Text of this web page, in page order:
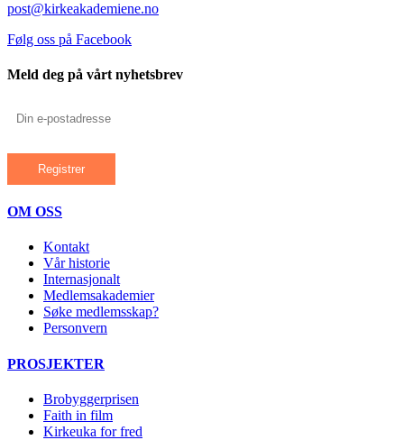
post@kirkeakademiene.no
Følg oss på Facebook
Meld deg på vårt nyhetsbrev
OM OSS
Kontakt
Vår historie
Internasjonalt
Medlemsakademier
Søke medlemsskap?
Personvern
PROSJEKTER
Brobyggerprisen
Faith in film
Kirkeuka for fred